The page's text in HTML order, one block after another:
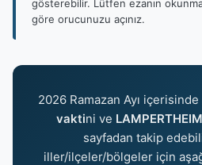
gösterebilir. Lütfen ezanın
göre orucunuzu açınız.
2026 Ramazan Ayı içerisinde
vaktini ve
sayfadan takip
iller/ilçeler/bölgeler için